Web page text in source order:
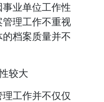
业单位工作性
理工作不重视
档案质量并不
较大
工作并不仅仅